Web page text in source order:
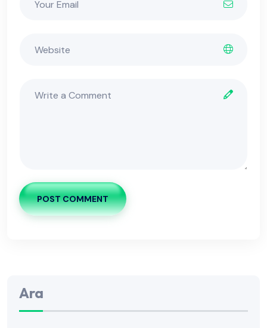
POST COMMENT
Ara